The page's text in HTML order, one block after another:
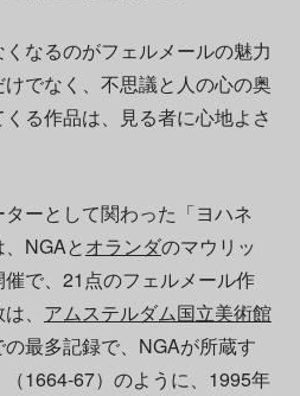
くなるのがフェルメールの魅力
でなく、不思議と人の心の奥
る作品は、見る者に心地よさ
ーとして関わった「ヨハネ
NGAとオランダのマウリッ
で、21点のフェルメール作
、 アムステルダム国立美術館
最多記録で、NGAが所蔵す
1664-67）のように、1995年